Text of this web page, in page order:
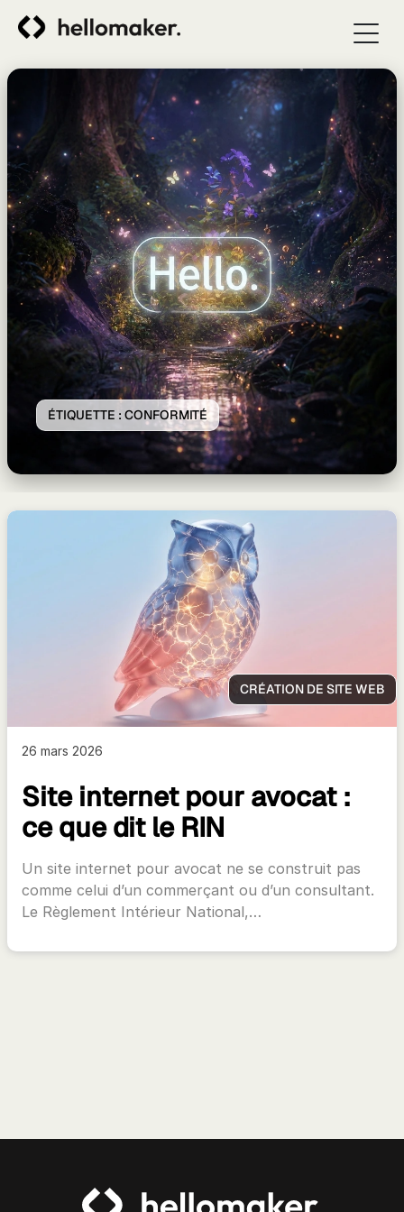
ÉTIQUETTE : CONFORMITÉ
CRÉATION DE SITE WEB
26 mars 2026
Site internet pour avocat :
ce que dit le RIN
Un site internet pour avocat ne se construit pas
comme celui d’un commerçant ou d’un consultant.
Le Règlement Intérieur National,…